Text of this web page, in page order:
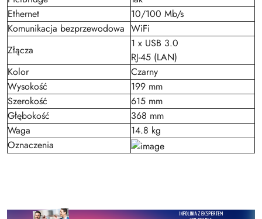
Ethernet
10/100 Mb/s
Komunikacja bezprzewodowa WiFi
Złącza
1 x USB 3.0
RJ-45 (LAN)
Kolor
Czarny
Wysokość
199 mm
Szerokość
615 mm
Głębokość
368 mm
Waga
14.8 kg
Oznaczenia